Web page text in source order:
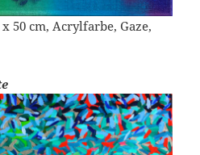
x 50 cm, Acrylfarbe, Gaze,